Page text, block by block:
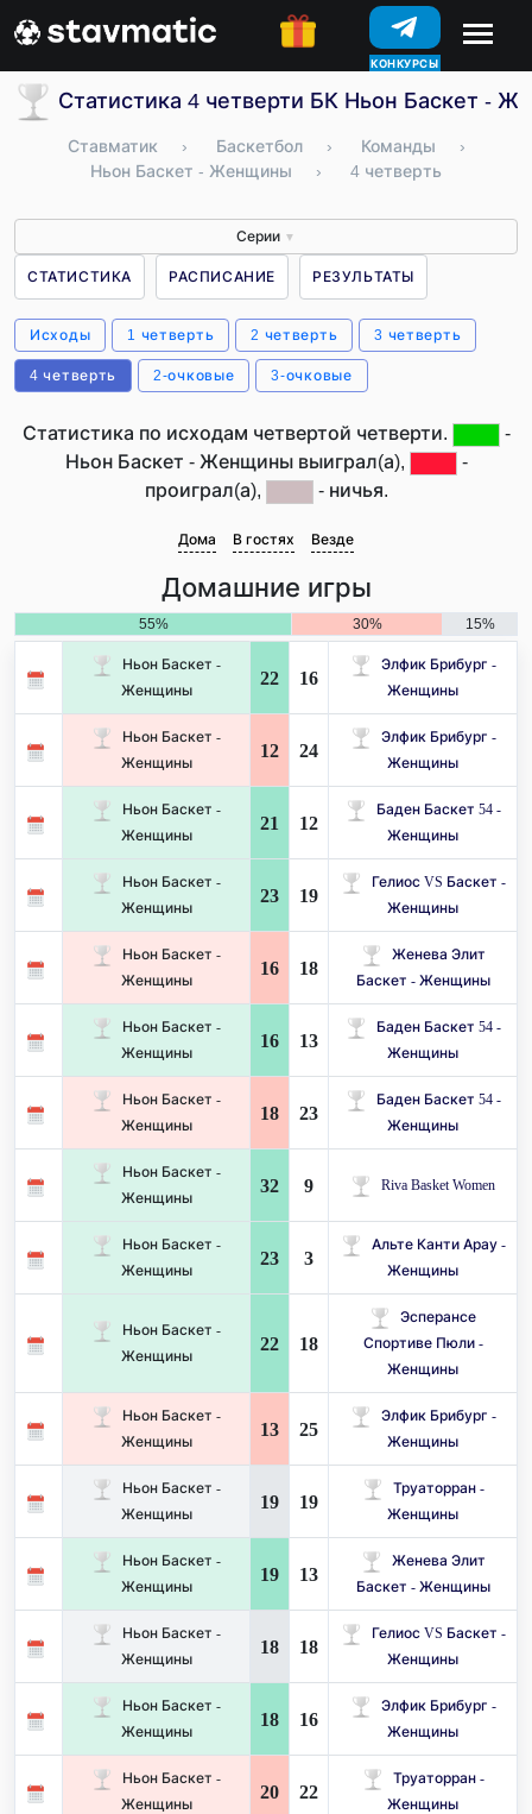
КОНКУРСЫ
Статистика 4 четверти БК Ньон Баскет -
Ставматик › Баскетбол › Команды
›
Ньон Баскет - Женщины
› 4 четверть
Серии ▼
СТАТИСТИКА РАСПИСАНИЕ РЕЗУЛЬТАТЫ
Исходы 1 четверть 2 четверть 3 четверть
4 четверть 2-очковые 3-очковые
Статистика по исходам четвертой четверти.
-
Ньон Баскет - Женщины выиграл(а),
-
проиграл(а),
- ничья.
Дома В гостях Везде
Домашние игры
55% 30% 15%
Ньон Баскет -
Женщины
22 16
Элфик Брибург -
Женщины
Ньон Баскет -
Женщины
12 24
Элфик Брибург -
Женщины
Ньон Баскет -
Женщины
21 12
Баден Баскет 54 -
Женщины
Ньон Баскет -
Женщины
23 19
Гелиос VS Баскет -
Женщины
Ньон Баскет -
Женщины
16 18
Женева Элит
Баскет - Женщины
Ньон Баскет -
Женщины
16 13
Баден Баскет 54 -
Женщины
Ньон Баскет -
Женщины
18 23
Баден Баскет 54 -
Женщины
Ньон Баскет -
Женщины
32 9 Riva Basket Women
Ньон Баскет -
Женщины
23 3
Альте Канти Арау -
Женщины
Ньон Баскет -
Женщины
22 18
Эсперансе
Спортиве Пюли -
Женщины
Ньон Баскет -
Женщины
13 25
Элфик Брибург -
Женщины
Ньон Баскет -
Женщины
19 19
Труаторран -
Женщины
Ньон Баскет -
Женщины
19 13
Женева Элит
Баскет - Женщины
Ньон Баскет -
Женщины
18 18
Гелиос VS Баскет -
Женщины
Ньон Баскет -
Женщины
18 16
Элфик Брибург -
Женщины
Ньон Баскет -
Женщины
20 22
Труаторран -
Женщины